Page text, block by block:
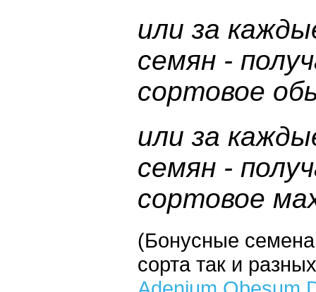
или за
семян -
сортовое
или за
семян -
сортовое
(Бонусные семена
сорта так и